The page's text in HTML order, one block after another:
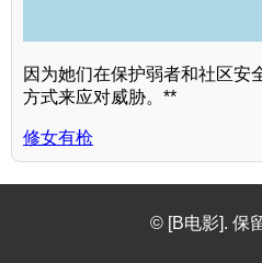
因为她们在保护弱者和社区安
方式来应对威胁。**
修女有枪
© [B电影]. 保